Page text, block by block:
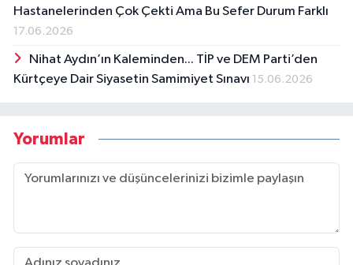
Hastanelerinden Çok Çekti Ama Bu Sefer Durum Farklı
17.06.2026
Nihat Aydın’ın Kaleminden... TİP ve DEM Parti’den
Kürtçeye Dair Siyasetin Samimiyet Sınavı 15.06.2026
Yorumlar